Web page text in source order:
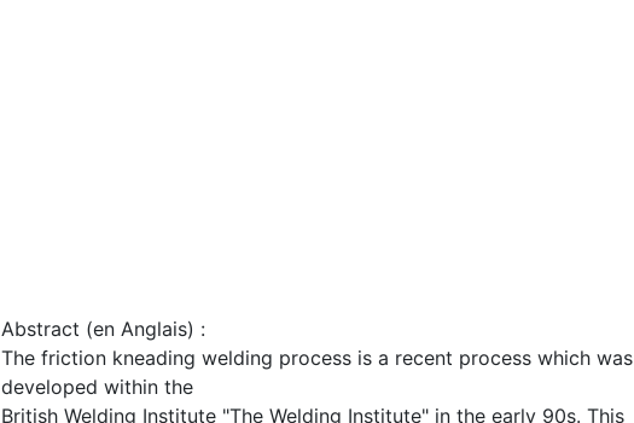
Abstract (en Anglais) :
The friction kneading welding process is a recent process which was
developed within the
British Welding Institute "The Welding Institute" in the early 90s. This